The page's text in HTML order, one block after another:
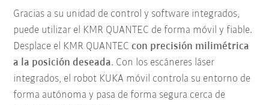
Gracias a su unidad de control y software integrados,
puede utilizar el KMR QUANTEC de forma móvil y fiable.
Desplace el KMR QUANTECcon precisión milimétrica
a la posición deseada. Con los escáneres láser
integrados, el robot KUKA móvil controla su entorno de
forma autónoma y pasa de forma segura cerca de